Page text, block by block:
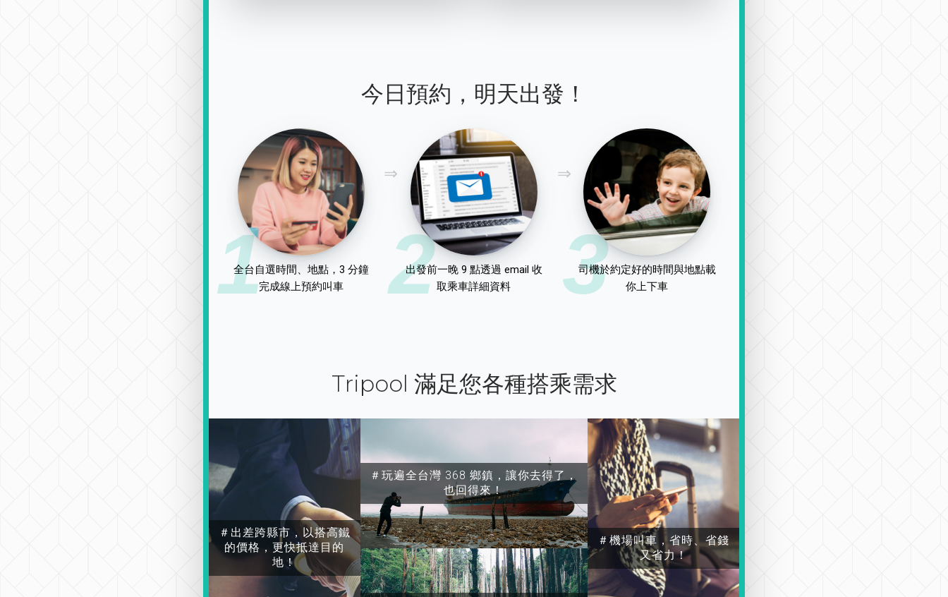
今日預約，明天出發！
1
全台自選時間、地點，3 分鐘
完成線上預約叫車
2
出發前一晚 9 點透過 email 收
取乘車詳細資料
3
司機於約定好的時間與地點載
你上下車
Tripool 滿足您各種搭乘需求
＃出差跨縣市，以搭高鐵
的價格，更快抵達目的
地！
＃玩遍全台灣 368 鄉鎮，讓你去得了，
也回得來！
＃機場叫車，省時、省錢
又省力！